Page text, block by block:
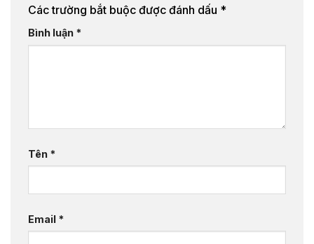
Các trường bắt buộc được đánh dấu *
Bình luận *
Tên *
Email *